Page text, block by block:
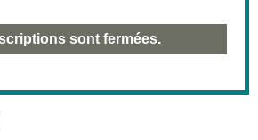
sont fermées.